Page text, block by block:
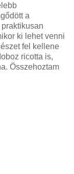
a
ki lehet venni
fel kellene
ricotta is,
Összehoztam